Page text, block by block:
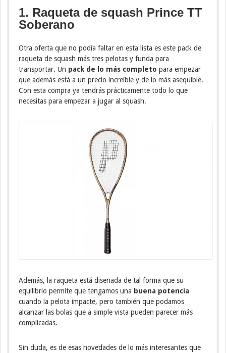
1. Raqueta de squash Prince TT
Soberano
Otra oferta que no podía faltar en esta lista es este pack de
raqueta de squash más tres pelotas y funda para
transportar. Un pack de lo más completo para empezar
que además está a un precio increíble y de lo más asequible.
Con esta compra ya tendrás prácticamente todo lo que
necesitas para empezar a jugar al squash.
Además, la raqueta está diseñada de tal forma que su
equilibrio permite que tengamos una buena potencia
cuando la pelota impacte, pero también que podamos
alcanzar las bolas que a simple vista pueden parecer más
complicadas.
Sin duda, es de esas novedades de lo más interesantes que